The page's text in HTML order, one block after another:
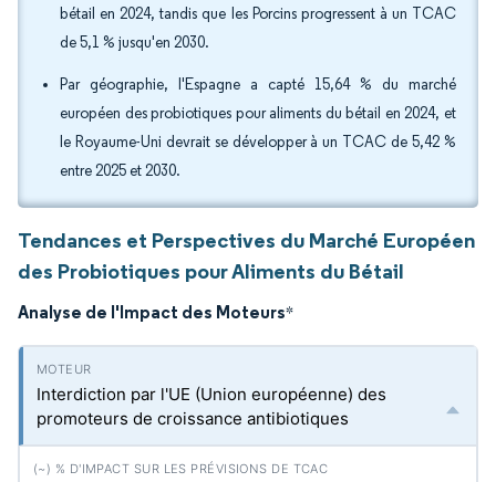
bétail en 2024, tandis que les Porcins progressent à un TCAC
de 5,1 % jusqu'en 2030.
Par géographie, l'Espagne a capté 15,64 % du marché
européen des probiotiques pour aliments du bétail en 2024, et
le Royaume-Uni devrait se développer à un TCAC de 5,42 %
entre 2025 et 2030.
Tendances et Perspectives du Marché Européen
des Probiotiques pour Aliments du Bétail
Analyse de l'Impact des Moteurs*
Interdiction par l'UE (Union européenne) des
promoteurs de croissance antibiotiques